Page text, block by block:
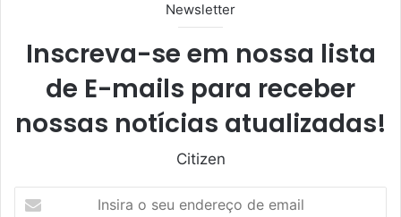
Newsletter
Inscreva-se em nossa lista
de E-mails para receber
nossas notícias atualizadas!
Citizen